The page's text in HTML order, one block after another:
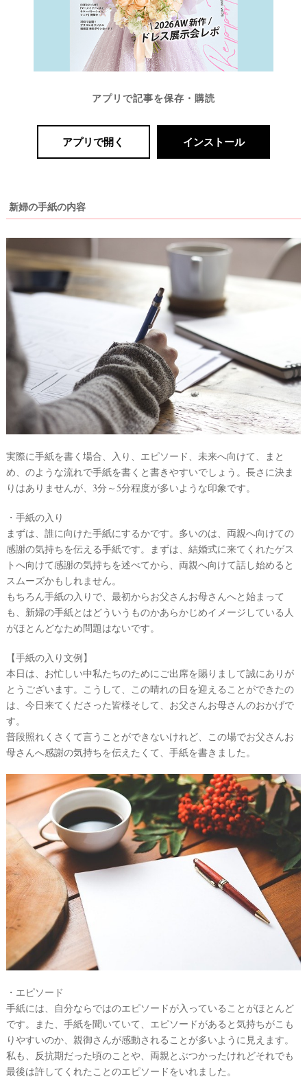
アプリで記事を保存・購読
アプリで開く インストール
新婦の手紙の内容
実際に手紙を書く場合、入り、エピソード、未来へ向けて、まと
め、のような流れで手紙を書くと書きやすいでしょう。長さに決ま
りはありませんが、3分～5分程度が多いような印象です。
・手紙の入り
まずは、誰に向けた手紙にするかです。多いのは、両親へ向けての
感謝の気持ちを伝える手紙です。まずは、結婚式に来てくれたゲス
トへ向けて感謝の気持ちを述べてから、両親へ向けて話し始めると
スムーズかもしれません。
もちろん手紙の入りで、最初からお父さんお母さんへと始まって
も、新婦の手紙とはどういうものかあらかじめイメージしている人
がほとんどなため問題はないです。
【手紙の入り文例】
本日は、お忙しい中私たちのためにご出席を賜りまして誠にありが
とうございます。こうして、この晴れの日を迎えることができたの
は、今日来てくださった皆様そして、お父さんお母さんのおかげで
す。
普段照れくさくて言うことができないけれど、この場でお父さんお
母さんへ感謝の気持ちを伝えたくて、手紙を書きました。
・エピソード
手紙には、自分ならではのエピソードが入っていることがほとんど
です。また、手紙を聞いていて、エピソードがあると気持ちがこも
りやすいのか、親御さんが感動されることが多いように見えます。
私も、反抗期だった頃のことや、両親とぶつかったけれどそれでも
最後は許してくれたことのエピソードをいれました。
#
レ
花
嫁
ェ
ス
#
ギ
#
ビ
フ
ォ
ト
ウ
エ
デ
ン
ア
結
婚
の
段
取
り
L
A
E
&
D
R
S
式
サ
イ
ト
▶